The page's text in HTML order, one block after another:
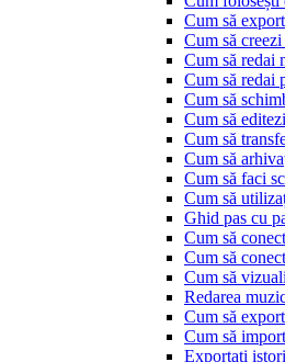
Cum să
Cum să
Cum să redai
Cum să redai
Cum să
Cum să
Cum să
Cum să
Cum să faci
Cum să
Ghid pas cu
Cum să
Cum să
Cum să
Redarea
Cum să
Cum să
Exportați